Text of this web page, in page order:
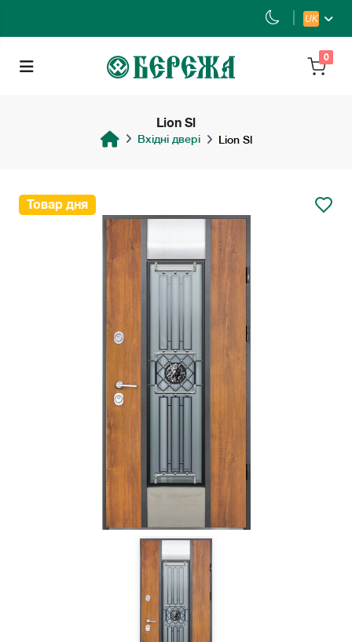
UK
0
Lion Sl
Вхідні двері Lion Sl
Товар дня